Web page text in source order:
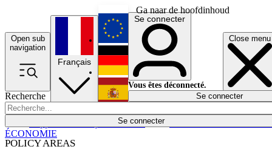
Ga naar de hoofdinhoud
Open sub
navigation
Close menu
Recherche
Se connecter
POLICY AREAS
Économie
Français
English
Deutsch
Español
Se connecter
Vous êtes déconnecté.
Se connecter
ÉCONOMIE